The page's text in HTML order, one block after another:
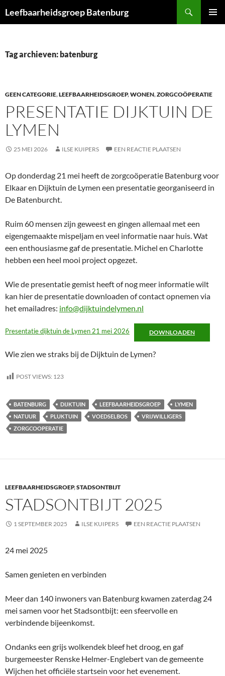
naar
Leefbaarheidsgroep Batenburg
Tag archieven: batenburg
GEEN CATEGORIE,LEEFBAARHEIDSGROEP,WONEN,ZORGCOÖPERATIE
PRESENTATIE DIJKTUIN DE
LYMEN
25 MEI 2026 ILSE KUIPERS EEN REACTIE PLAATSEN
Op donderdag 21 mei heeft de zorgcoöperatie Batenburg voor
Elkaar en Dijktuin de Lymen een presentatie georganiseerd in
De Batenburcht.
Ruim 60 mensen zijn geweest en gingen allemaal met een
eigengemaakte mispeljam en veel informatie naar huis. Wat
een enthousiasme gaf de presentatie. Michel en Charlotte
hebben een heel mooi project opgezet.
Wie de presentatie gemist heeft of nog meer informatie wilt
kan hier de presentatie downloaden of contact opnemen via
het emailadres: info@dijktuindelymen.nl
Presentatie dijktuin de Lymen 21 mei 2026 DOWNLOADEN
Wie zien we straks bij de Dijktuin de Lymen?
POST VIEWS: 123
BATENBURG DIJKTUIN LEEFBAARHEIDSGROEP
LYMEN
NATUUR
PLUKTUIN VOEDSELBOS
VRIJWILLIGERS
ZORGCOOPERATIE
LEEFBAARHEIDSGROEP,STADSONTBIJT
STADSONTBIJT 2025
1 SEPTEMBER 2025 ILSE KUIPERS EEN REACTIE PLAATSEN
24 mei 2025
Samen genieten en verbinden
Meer dan 140 inwoners van Batenburg kwamen zaterdag 24
mei samen voor het Stadsontbijt: een sfeervolle en
verbindende bijeenkomst.
Ondanks een grijs wolkendek bleef het droog, en gaf
burgemeester Renske Helmer-Englebert van de gemeente
Wijchen het officiële startsein voor het evenement.